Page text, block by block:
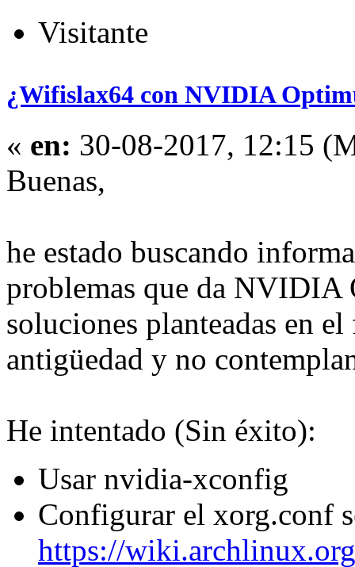
Visitante
¿Wifislax64 con NVIDIA
« en: 30-08-2017, 12:15
Buenas,
he estado buscando
problemas que da
soluciones planteadas en
antigüedad y no
He intentado (Sin éxito):
Usar nvidia-xconfig
Configurar el xorg.conf
https://